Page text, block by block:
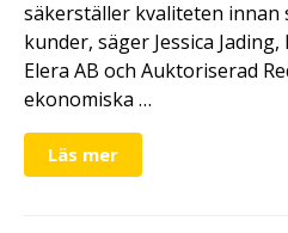
säkerställer kvaliteten innan
kunder, säger Jessica
Elera AB och Auktoriserad
ekonomiska …
Läs mer